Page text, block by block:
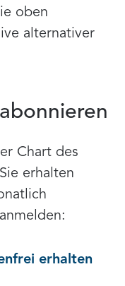
oben
alternativer
Chart des
erhalten
erhalten